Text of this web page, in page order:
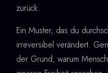
zurück.
Ein Muster, das du
irreversibel verändert.
der Grund, warum